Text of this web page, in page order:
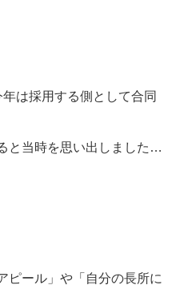
は採用する側として合同
と当時を思い出しました…
ピール」や「自分の長所に